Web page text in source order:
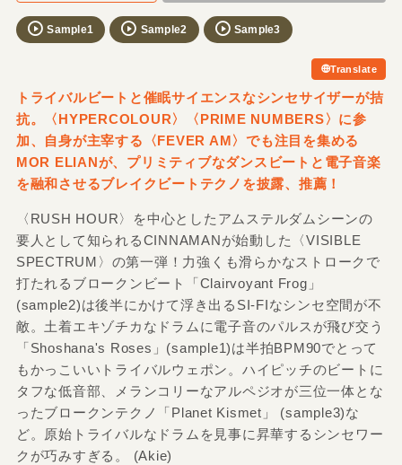
Sample1 Sample2 Sample3
Translate
トライバルビートと催眠サイエンスなシンセサイザーが拮
抗。〈HYPERCOLOUR〉〈PRIME NUMBERS〉に参
加、自身が主宰する〈FEVER AM〉でも注目を集める
MOR ELIANが、プリミティブなダンスビートと電子音楽
を融和させるブレイクビートテクノを披露、推薦！
〈RUSH HOUR〉を中心としたアムステルダムシーンの
要人として知られるCINNAMANが始動した〈VISIBLE
SPECTRUM〉の第一弾！力強くも滑らかなストロークで
打たれるブロークンビート「Clairvoyant Frog」
(sample2)は後半にかけて浮き出るSI-FIなシンセ空間が不
敵。土着エキゾチカなドラムに電子音のパルスが飛び交う
「Shoshana's Roses」(sample1)は半拍BPM90でとって
もかっこいいトライバルウェポン。ハイピッチのビートに
タフな低音部、メランコリーなアルペジオが三位一体とな
ったブロークンテクノ「Planet Kismet」 (sample3)な
ど。原始トライバルなドラムを見事に昇華するシンセワー
クが巧みすぎる。 (Akie)